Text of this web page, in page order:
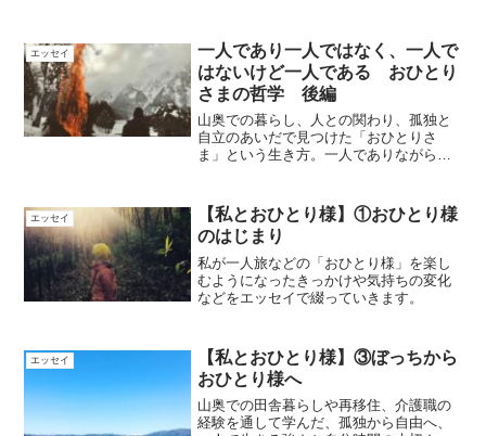
す。
エッセイ
一人であり一人ではなく、一人で
はないけど一人である おひとり
さまの哲学 後編
山奥での暮らし、人との関わり、孤独と
自立のあいだで見つけた「おひとりさ
ま」という生き方。一人でありながら、
エッセイ
【私とおひとり様】①おひとり様
のはじまり
私が一人旅などの「おひとり様」を楽し
むようになったきっかけや気持ちの変化
などをエッセイで綴っていきます。
エッセイ
【私とおひとり様】③ぼっちから
おひとり様へ
山奥での田舎暮らしや再移住、介護職の
経験を通して学んだ、孤独から自由へ、